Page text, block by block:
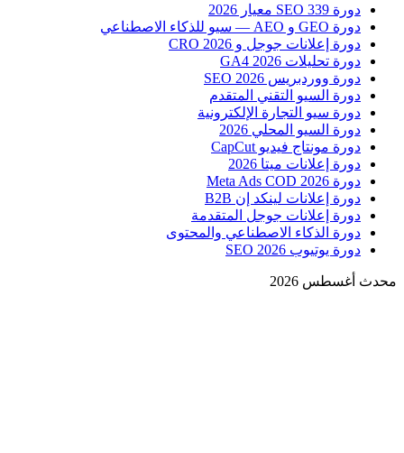
دورة SEO 339 معيار 2026
دورة GEO و AEO — سيو للذكاء الاصطناعي
دورة إعلانات جوجل و CRO 2026
دورة تحليلات GA4 2026
دورة ووردبريس SEO 2026
دورة السيو التقني المتقدم
دورة سيو التجارة الإلكترونية
دورة السيو المحلي 2026
دورة مونتاج فيديو CapCut
دورة إعلانات ميتا 2026
دورة Meta Ads COD 2026
دورة إعلانات لينكد إن B2B
دورة إعلانات جوجل المتقدمة
دورة الذكاء الاصطناعي والمحتوى
دورة يوتيوب SEO 2026
محدث أغسطس 2026